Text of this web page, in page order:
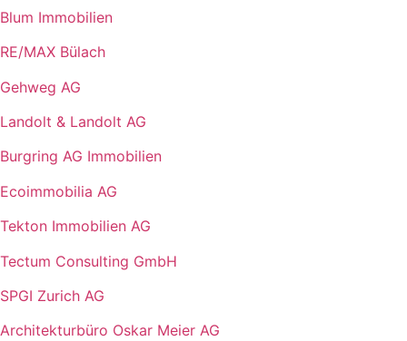
Blum Immobilien
RE/MAX Bülach
Gehweg AG
Landolt & Landolt AG
Burgring AG Immobilien
Ecoimmobilia AG
Tekton Immobilien AG
Tectum Consulting GmbH
SPGI Zurich AG
Architekturbüro Oskar Meier AG